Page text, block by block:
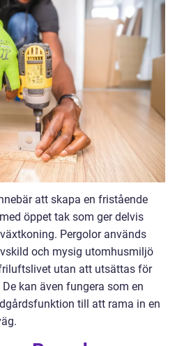
att skapa en fristående
öppet tak som ger delvis
Pergolor används
och mysig utomhusmiljö
utan att utsättas för
kan även fungera som en
till att rama in en